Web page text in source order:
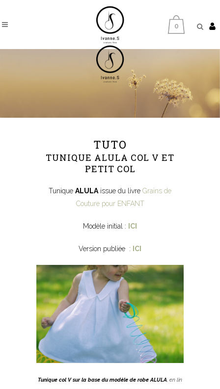
0
TUTO
TUNIQUE ALULA COL V ET
PETIT COL
Tunique ALULA issue du livre Grains de
Couture pour ENFANT
Modèle initial : ICI
Version publiée : ICI
Tunique col V sur la base du modèle de robe ALULA , en lin